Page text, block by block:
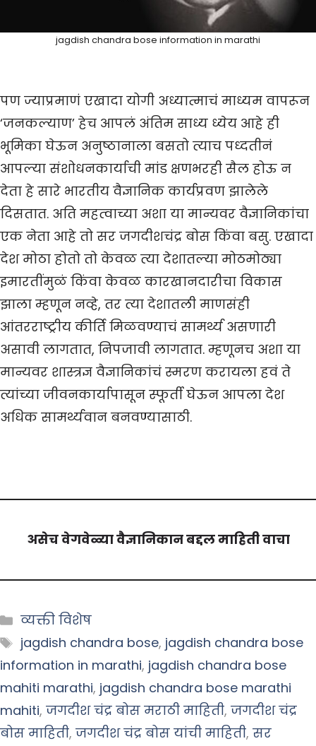
jagdish chandra bose information in marathi
पण ज्याप्रमाणं एखादा योगी अध्यात्माचं माध्यम वापरून
‘जनकल्याण’ हेच आपलं अंतिम साध्य ध्येय आहे ही
भूमिका घेऊन अनुष्ठानाला बसतो त्याच पध्दतीनं
आपल्या संशोधनकार्याची मांड क्षणभरही सैल होऊ न
देता हे सारे भारतीय वैज्ञानिक कार्यप्रवण झालेले
दिसतात. अति महत्वाच्या अशा या मान्यवर वैज्ञानिकांचा
एक नेता आहे तो सर जगदीशचंद्र बोस किंवा बसु. एखादा
देश मोठा होतो तो केवळ त्या देशातल्या मोठमोठ्या
इमारतींमुळं किंवा केवळ कारखानदारीचा विकास
झाला म्हणून नव्हे, तर त्या देशातली माणसंही
आंतरराष्ट्रीय कीर्ति मिळवण्याचं सामर्थ्य असणारी
असावी लागतात, निपजावी लागतात. म्हणूनच अशा या
मान्यवर शास्त्रज्ञ वैज्ञानिकांचं स्मरण करायला हवं ते
त्यांच्या जीवनकार्यापासून स्फूर्ती घेऊन आपला देश
अधिक सामर्थ्यवान बनवण्यासाठी.
असेच वेगवेळ्या वैज्ञानिकान बद्दल माहिती वाचा
Categories
व्यक्ती विशेष
Tags
jagdish chandra bose, jagdish chandra bose
information in marathi, jagdish chandra bose
mahiti marathi, jagdish chandra bose marathi
mahiti, जगदीश चंद्र बोस मराठी माहिती, जगदीश चंद्र
बोस माहिती, जगदीश चंद्र बोस यांची माहिती, सर